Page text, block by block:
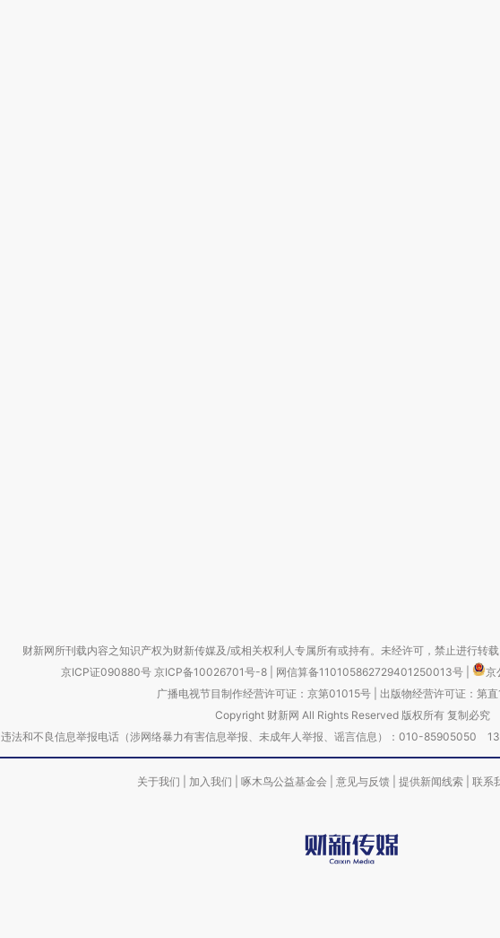
财新网所刊载内容之知识产权为财新传媒及/或相关权利人专属所有或持有。未经许可，禁止进行转
京ICP证090880号 京ICP备10026701号-8 网信算备110105862729401250013号
京
广播电视节目制作经营许可证：京第01015号| 出版物经营许可证：第
Copyright 财新网 All Rights Reserved 版权所有 复制必究
违法和不良信息举报电话（涉网络暴力有害信息举报、未成年人举报、谣言信息）：010-85905050
关于我们 加入我们 啄木鸟公益基金会 意见与反馈 提供新闻线索 联系